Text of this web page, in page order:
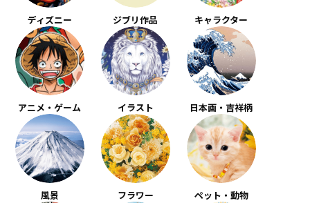
ディズニー ジブリ作品 キャラクター
アニメ・ゲーム イラスト 日本画・吉祥柄
風景 フラワー ペット・動物